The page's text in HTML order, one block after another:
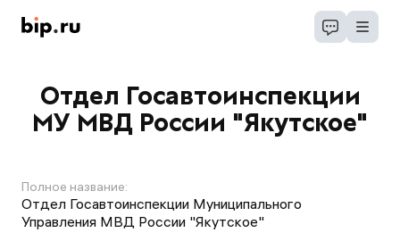
Отдел Госавтоинспекции
МУ МВД России "Якутское"
Полное название:
Отдел Госавтоинспекции Муниципального
Управления МВД России "Якутское"